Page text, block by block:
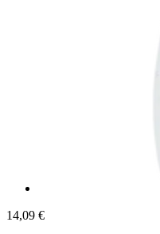
14,09 €